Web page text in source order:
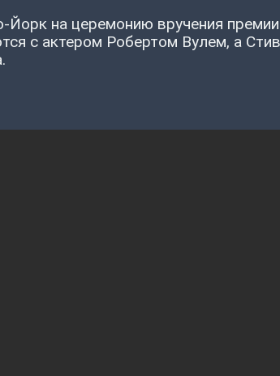
на церемонию вручения премии
с актером Робертом Вулем, а